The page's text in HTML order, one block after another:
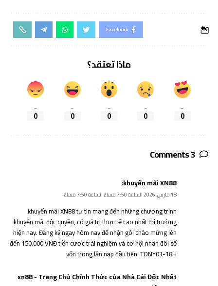
Facebook
ماذا تعتقد؟
_
0
_
0
_
0
_
0
_
0
3 Comments
khuyến mãi XN88
:
18 مارس، 2026 الساعة 7:50 مساءً الساعة 7:50 مساءً
khuyến mãi XN88tự tin mang đến những chương trình
khuyến mãi độc quyền, có giá trị thực tế cao nhất thị trường
hiện nay. Đăng ký ngay hôm nay để nhận gói chào mừng lên
đến 150.000 VNĐ tiền cược trải nghiệm và cơ hội nhân đôi số
vốn trong lần nạp đầu tiên. TONY03-18H
xn88 - Trang Chủ Chính Thức của Nhà Cái Độc Nhất